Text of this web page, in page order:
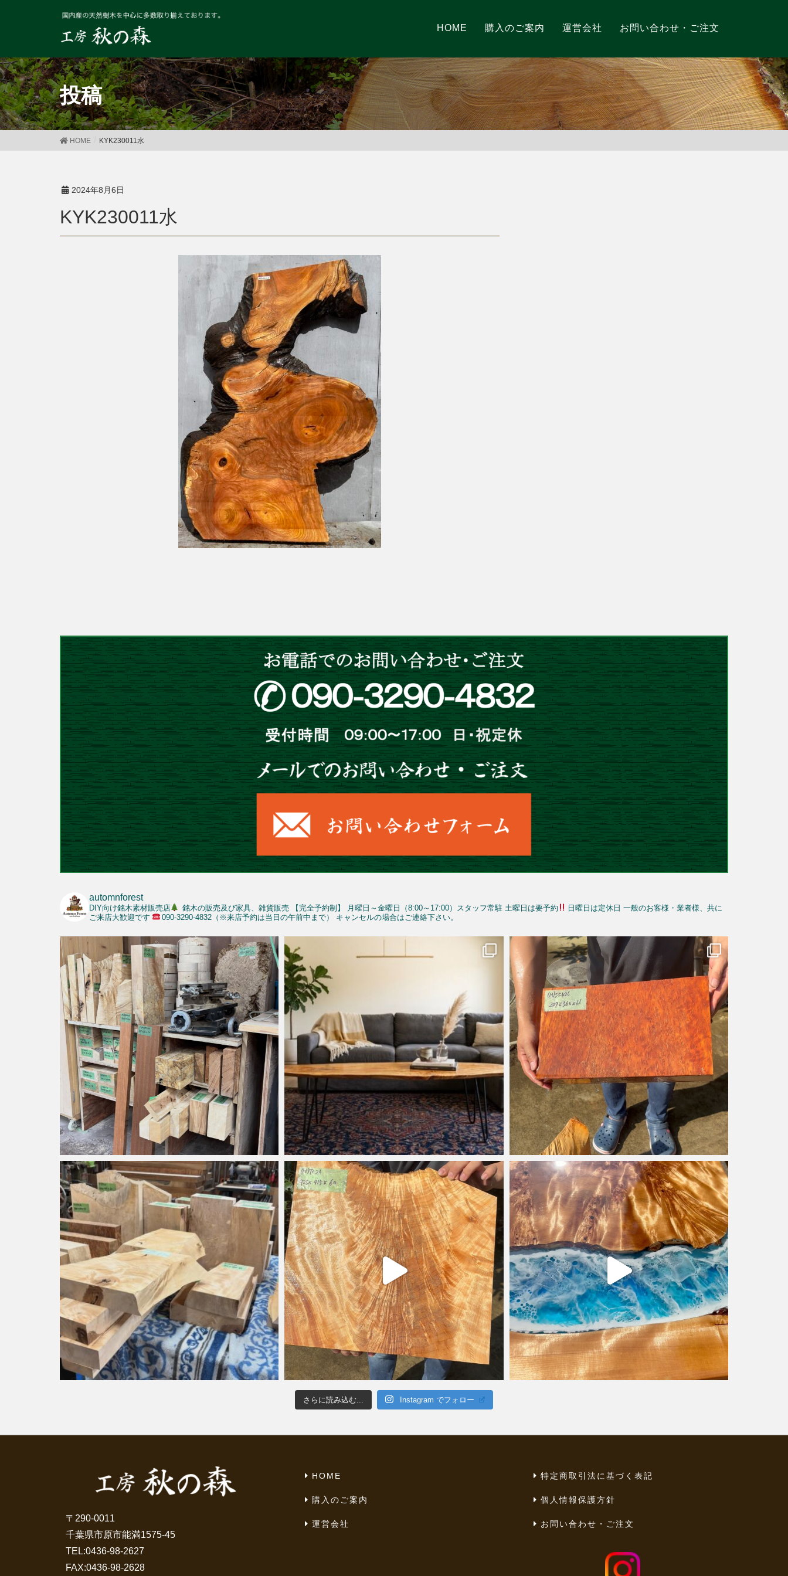
HOME 購入のご案内 運営会社 お問い合わせ・ご注文
投稿
HOME KYK230011水
2024年8月6日
KYK230011水
automnforest
DIY向け銘木素材販売店 銘木の販売及び家具、雑貨販売 【完全予約制】 月曜日～金曜日（8:00～17:00）スタッフ常駐 土曜日は要予約 日曜日は定休日 一般のお客様・業者様、共に
ご来店大歓迎です
090-3290-4832（※来店予約は当日の午前中まで） キャンセルの場合はご連絡下さい。
さらに読み込む... Instagram でフォロー
〒290-0011
千葉県市原市能満1575-45
TEL:0436-98-2627
FAX:0436-98-2628
HOME
購入のご案内
運営会社
特定商取引法に基づく表記
個人情報保護方針
お問い合わせ・ご注文